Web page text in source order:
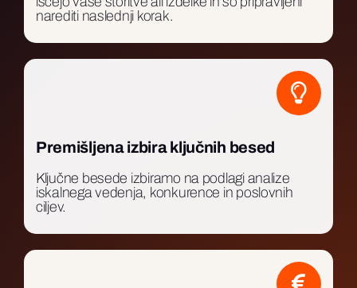
narediti naslednji korak.
Premišljena izbira ključnih besed
Ključne besede izbiramo na podlagi analize
iskalnega vedenja, konkurence in poslovnih
ciljev.